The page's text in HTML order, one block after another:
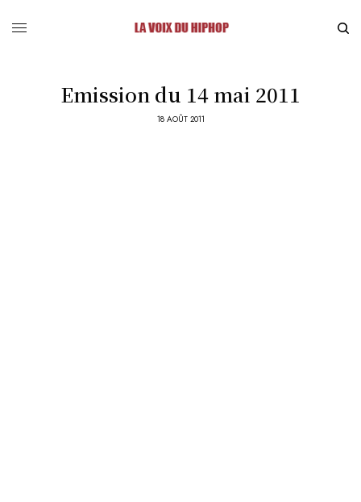
Emission du 14 mai 2011
18 AOÛT 2011